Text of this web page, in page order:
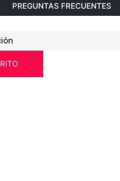
PREGUNTAS FRECUENTES